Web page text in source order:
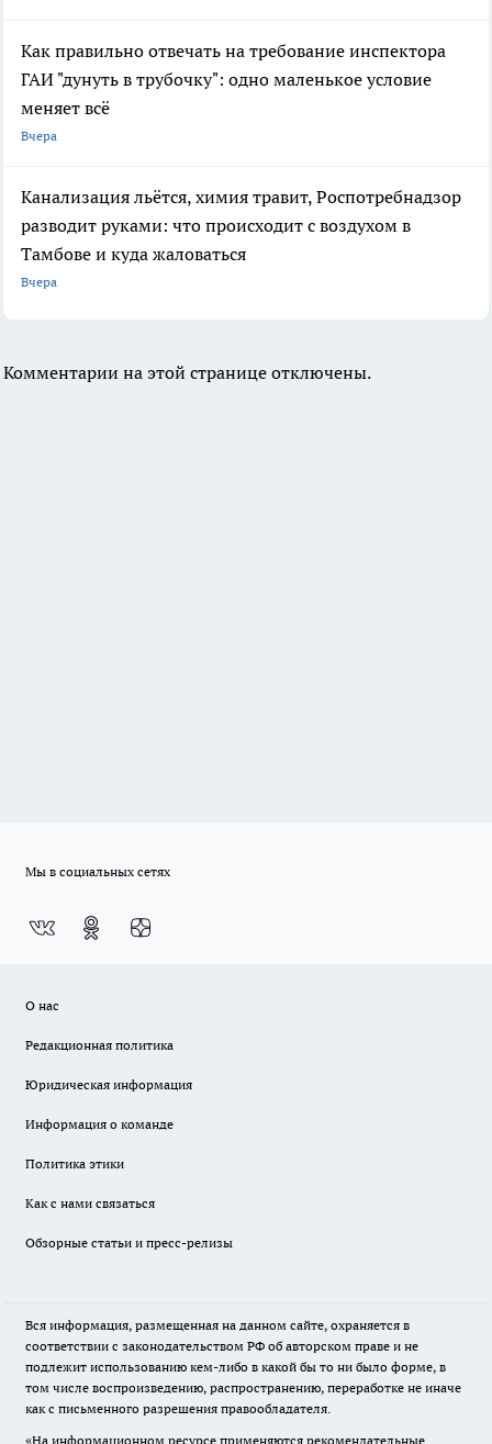
Как правильно отвечать на требование инспектора
ГАИ "дунуть в трубочку": одно маленькое условие
меняет всё
Вчера
Канализация льётся, химия травит, Роспотребнадзор
разводит руками: что происходит с воздухом в
Тамбове и куда жаловаться
Вчера
Комментарии на этой странице отключены.
Мы в социальных сетях
О нас
Редакционная политика
Юридическая информация
Информация о команде
Политика этики
Как с нами связаться
Обзорные статьи и пресс-релизы
Вся информация, размещенная на данном сайте, охраняется в
соответствии с законодательством РФ об авторском праве и не
подлежит использованию кем-либо в какой бы то ни было форме, в
том числе воспроизведению, распространению, переработке не иначе
как с письменного разрешения правообладателя.
«На информационном ресурсе применяются рекомендательные